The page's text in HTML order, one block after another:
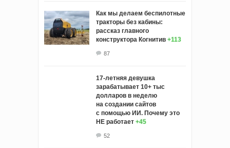
Как мы делаем беспилотные
тракторы без кабины:
рассказ главного
конструктора Когнитив +113
87
17-летняя девушка
зарабатывает 10+ тыс
долларов в неделю
на создании сайтов
с помощью ИИ. Почему это
НЕ работает +45
52